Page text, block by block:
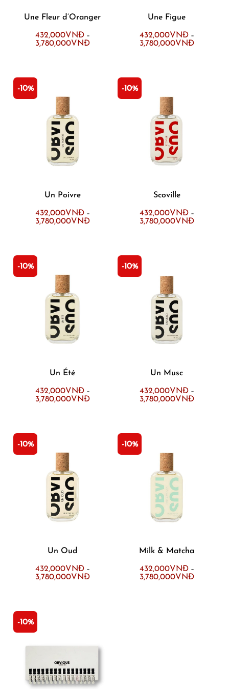
Une Fleur d’Oranger
432,000VNĐ–
3,780,000VNĐ
Une Figue
432,000VNĐ–
3,780,000VNĐ
-10%
Un Poivre
432,000VNĐ–
3,780,000VNĐ
-10%
Scoville
432,000VNĐ–
3,780,000VNĐ
-10%
Un Été
432,000VNĐ–
3,780,000VNĐ
-10%
Un Musc
432,000VNĐ–
3,780,000VNĐ
-10%
Un Oud
432,000VNĐ–
3,780,000VNĐ
-10%
Milk & Matcha
432,000VNĐ–
3,780,000VNĐ
-10%